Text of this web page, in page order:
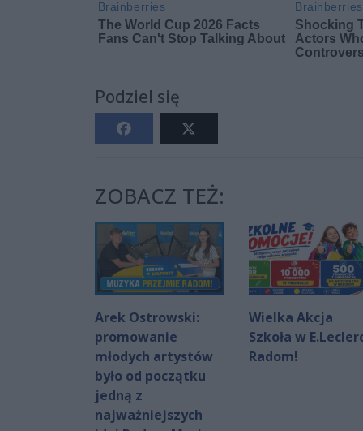
Podziel się
ZOBACZ TEŻ:
Arek Ostrowski:
promowanie
młodych artystów
było od początku
jedną z
najważniejszych
Wielka Akcja
Szkoła w
Radom!